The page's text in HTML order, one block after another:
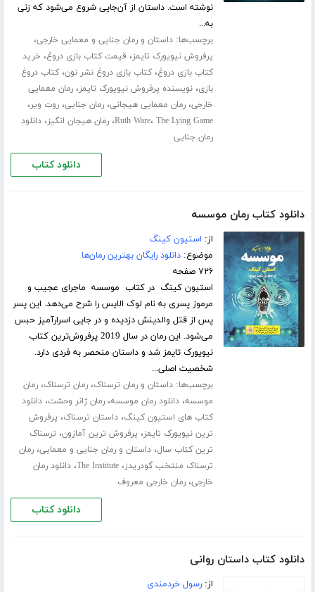
نوشته است. داستان از آن‌جایی شروع می‌شود که زنی
به...
برچسب‌ها:داستان و رمان جنایی و معمایی خارجی،
پرفروش نیویورک تایمز، قیمت کتاب بازی دروغ، خرید
کتاب بازی دروغ،کتاب بازی دروغ نشر نون،کتاب دروغ
بازی،نویسنده پرفروش نیویورک تایمز،رمان معمایی
خارجی،رمان معمایی هیجانی،رمان جنایی،روت ویر،
Ruth Ware، The Lying Game ،رمان هیجان انگیز،دانلود
رمان جنایی
دانلود کتاب
دانلود کتاب رمان موسسه
از: استیون کینگ
موضوع:دانلود رایگان بهترین رمان‌ها
۷۲۶ صفحه
استیون کینگ در کتاب موسسه ماجرای عجیب و
مرموز پسری به نام لوک الایس را شرح می‌دهد. این پسر
پس از قتل والدینش دزدیده و در جایی اسرارآمیز حبس
می‌شود. این رمان در سال 2019 پرفروش‌ترین کتاب
نیویورک تایمز شد و داستان منحصر به فردی دارد.
شخصیت اصلی...
برچسب‌ها:داستان و رمان ترسناک،رمان ترسناک،رمان
موسسه،دانلود رمان موسسه،رمان ژانر وحشت،دانلود
کتاب های استیون کینگ،داستان ترسناک، پرفروش
ترین نیویورک تایمز، پرفروش ترین آمازون، ترسناک
ترین کتاب سال،داستان و رمان جنایی و معمایی،رمان
ترسناک منتخب گودریدز،The Institute،دانلود رمان
خارجی،رمان خارجی معروف
دانلود کتاب
دانلود کتاب داستان روانی
از:رسول خردمندی